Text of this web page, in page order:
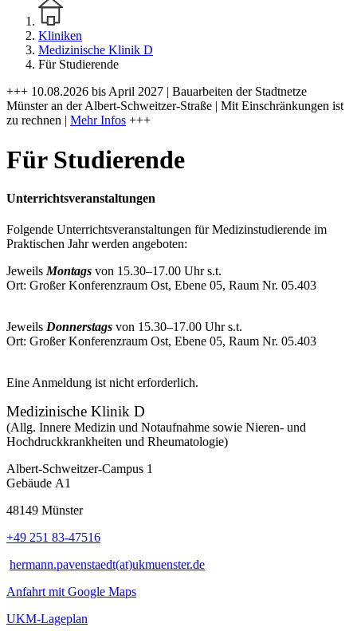
Kliniken
Medizinische Klinik D
Für Studierende
+++ 10.08.2026 bis April 2027 | Bauarbeiten der Stadtnetze
Münster an der Albert-Schweitzer-Straße | Mit Einschränkungen ist
zu rechnen | Mehr Infos +++
Für Studierende
Unterrichtsveranstaltungen
Folgende Unterrichtsveranstaltungen für Medizinstudierende im
Praktischen Jahr werden angeboten:
JeweilsMontags von 15.30–17.00 Uhr s.t.
Ort: Großer Konferenzraum Ost, Ebene 05, Raum Nr. 05.403
Jeweils Donnerstags von 15.30–17.00 Uhr s.t.
Ort: Großer Konferenzraum Ost, Ebene 05, Raum Nr. 05.403
Eine Anmeldung ist nicht erforderlich.
Medizinische Klinik D
(Allg. Innere Medizin und Notaufnahme sowie Nieren- und
Hochdruckkrankheiten und Rheumatologie)
Albert-Schweitzer-Campus 1
Gebäude A1
48149 Münster
+49 251 83-47516
hermann.pavenstaedt(at)ukmuenster.de
Anfahrt mit Google Maps
UKM-Lageplan